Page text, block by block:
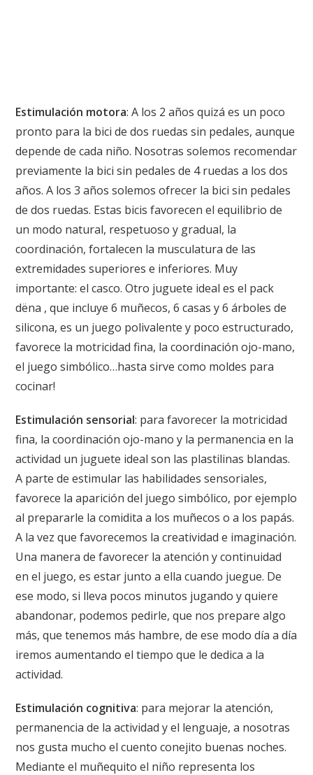
Estimulación motora: A los 2 años quizá es un poco
pronto para la bici de dos ruedas sin pedales, aunque
depende de cada niño. Nosotras solemos recomendar
previamente la bici sin pedales de 4 ruedas a los dos
años. A los 3 años solemos ofrecer la bici sin pedales
de dos ruedas. Estas bicis favorecen el equilibrio de
un modo natural, respetuoso y gradual, la
coordinación, fortalecen la musculatura de las
extremidades superiores e inferiores. Muy
importante: el casco. Otro juguete ideal es el pack
dëna , que incluye 6 muñecos, 6 casas y 6 árboles de
silicona, es un juego polivalente y poco estructurado,
favorece la motricidad fina, la coordinación ojo-mano,
el juego simbólico…hasta sirve como moldes para
cocinar!
Estimulación sensorial: para favorecer la motricidad
fina, la coordinación ojo-mano y la permanencia en la
actividad un juguete ideal son las plastilinas blandas.
A parte de estimular las habilidades sensoriales,
favorece la aparición del juego simbólico, por ejemplo
al prepararle la comidita a los muñecos o a los papás.
A la vez que favorecemos la creatividad e imaginación.
Una manera de favorecer la atención y continuidad
en el juego, es estar junto a ella cuando juegue. De
ese modo, si lleva pocos minutos jugando y quiere
abandonar, podemos pedirle, que nos prepare algo
más, que tenemos más hambre, de ese modo día a día
iremos aumentando el tiempo que le dedica a la
actividad.
Estimulación cognitiva: para mejorar la atención,
permanencia de la actividad y el lenguaje, a nosotras
nos gusta mucho el cuentoconejito buenas noches.
Mediante el muñequito el niño representa los